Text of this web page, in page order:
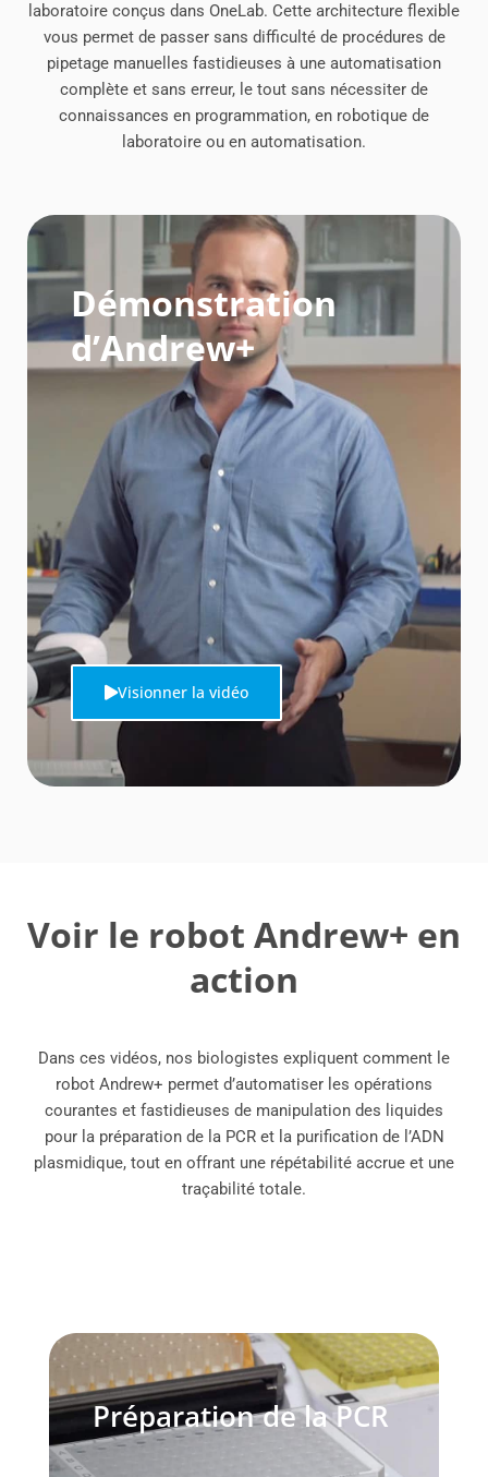
laboratoire conçus dans OneLab. Cette architecture flexible
vous permet de passer sans difficulté de procédures de
pipetage manuelles fastidieuses à une automatisation
complète et sans erreur, le tout sans nécessiter de
connaissances en programmation, en robotique de
laboratoire ou en automatisation.
Démonstration
d’Andrew+
Visionner la vidéo
Voir le robot Andrew+ en
action
Dans ces vidéos, nos biologistes expliquent comment le
robot Andrew+ permet d’automatiser les opérations
courantes et fastidieuses de manipulation des liquides
pour la préparation de la PCR et la purification de l’ADN
plasmidique, tout en offrant une répétabilité accrue et une
traçabilité totale.
Préparation de la PCR